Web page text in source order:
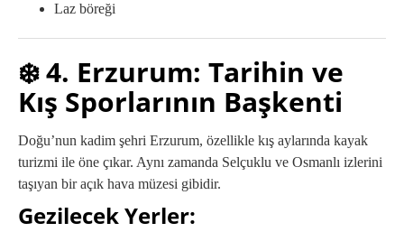
Laz böreği
❄️ 4. Erzurum: Tarihin ve
Kış Sporlarının Başkenti
Doğu’nun kadim şehri Erzurum, özellikle kış aylarında kayak
turizmi ile öne çıkar. Aynı zamanda Selçuklu ve Osmanlı izlerini
taşıyan bir açık hava müzesi gibidir.
Gezilecek Yerler: